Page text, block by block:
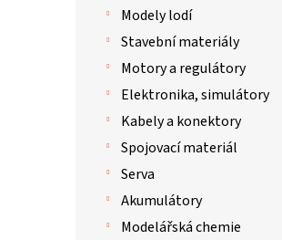
Modely lodí
Stavební materiály
Motory a regulátory
Elektronika, simulátory
Kabely a konektory
Spojovací materiál
Serva
Akumulátory
Modelářská chemie